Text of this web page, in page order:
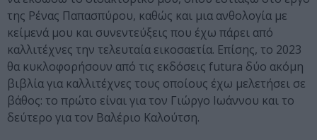
της Ρένας Παπασπύρου, καθώς και μια ανθολογία με
κείμενά μου και συνεντεύξεις που έχω πάρει από
καλλιτέχνες την τελευταία εικοσαετία. Επίσης, το 2023
θα κυκλοφορήσουν από τις εκδόσεις futura δύο ακόμη
βιβλία για καλλιτέχνες τους οποίους έχω μελετήσει σε
βάθος: το πρώτο είναι για τον Γιώργο Ιωάννου και το
δεύτερο για τον Βαλέριο Καλούτση.